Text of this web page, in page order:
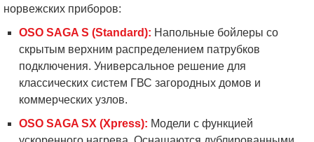
норвежских приборов:
OSO SAGA S (Standard): Напольные бойлеры со
скрытым верхним распределением патрубков
подключения. Универсальное решение для
классических систем ГВС загородных домов и
коммерческих узлов.
OSO SAGA SX (Xpress): Модели с функцией